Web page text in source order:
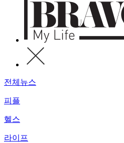
전체뉴스
피플
헬스
라이프